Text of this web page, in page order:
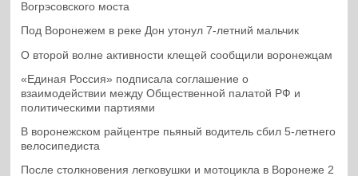
Вогрэсовского моста
Под Воронежем в реке Дон утонул 7-летний мальчик
О второй волне активности клещей сообщили воронежцам
«Единая Россия» подписала соглашение о
взаимодействии между Общественной палатой РФ и
политическими партиями
В воронежском райцентре пьяный водитель сбил 5-летнего
велосипедиста
После столкновения легковушки и мотоцикла в Воронеже 2